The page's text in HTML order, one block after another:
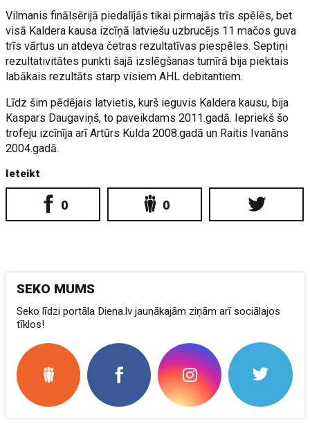
Vilmanis finālsērijā piedalījās tikai pirmajās trīs spēlēs, bet
visā Kaldera kausa izcīņā latviešu uzbrucējs 11 mačos guva
trīs vārtus un atdeva četras rezultatīvas piespēles. Septiņi
rezultativitātes punkti šajā izslēgšanas turnīrā bija piektais
labākais rezultāts starp visiem AHL debitantiem.
Līdz šim pēdējais latvietis, kurš ieguvis Kaldera kausu, bija
Kaspars Daugaviņš, to paveikdams 2011.gadā. Iepriekš šo
trofeju izcīnīja arī Artūrs Kulda 2008.gadā un Raitis Ivanāns
2004.gadā.
Ieteikt
0 0
SEKO MUMS
Seko līdzi portāla Diena.lv jaunākajām ziņām arī sociālajos
tīklos!